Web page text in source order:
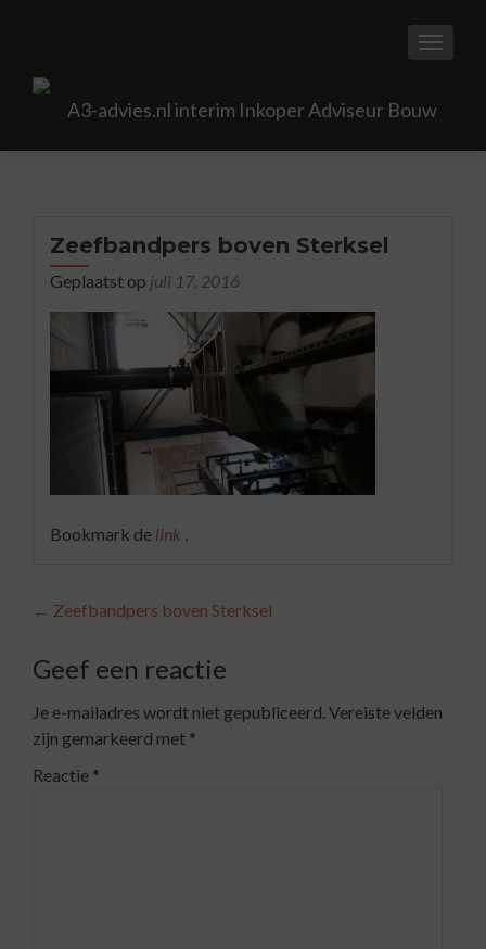
Zeefbandpers boven Sterksel
Geplaatst op juli 17, 2016
Bookmark de link .
Berichtnavigatie
← Zeefbandpers boven Sterksel
Geef een reactie
Je e-mailadres wordt niet gepubliceerd.Vereiste velden
zijn gemarkeerd met *
Reactie *